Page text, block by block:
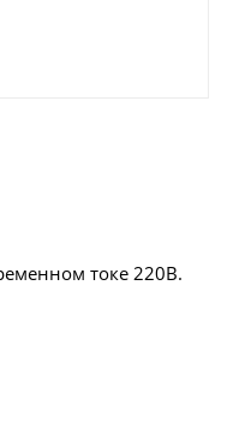
токе 220В.